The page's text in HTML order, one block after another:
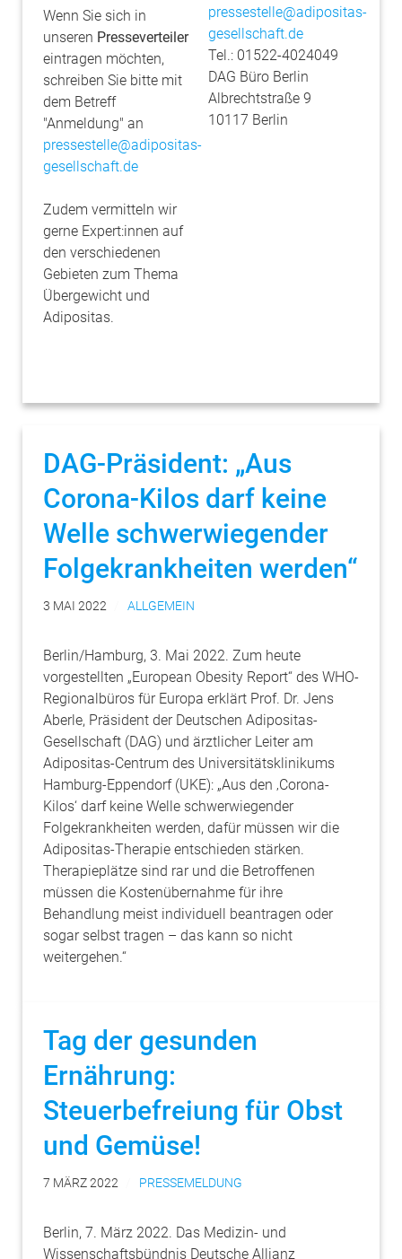
Wenn Sie sich in
unseren Presseverteiler
eintragen möchten,
schreiben Sie bitte mit
dem Betreff
"Anmeldung" an
pressestelle@adipositas-
gesellschaft.de
Zudem vermitteln wir
gerne Expert:innen auf
den verschiedenen
Gebieten zum Thema
Übergewicht und
Adipositas.
pressestelle@adipositas-
gesellschaft.de
Tel.: 01522-4024049
DAG Büro Berlin
Albrechtstraße 9
10117 Berlin
DAG-Präsident: „Aus
Corona-Kilos darf keine
Welle schwerwiegender
Folgekrankheiten werden“
3 MAI 2022 ALLGEMEIN
Berlin/Hamburg, 3. Mai 2022. Zum heute
vorgestellten „European Obesity Report“ des WHO-
Regionalbüros für Europa erklärt Prof. Dr. Jens
Aberle, Präsident der Deutschen Adipositas-
Gesellschaft (DAG) und ärztlicher Leiter am
Adipositas-Centrum des Universitätsklinikums
Hamburg-Eppendorf (UKE): „Aus den ‚Corona-
Kilos‘ darf keine Welle schwerwiegender
Folgekrankheiten werden, dafür müssen wir die
Adipositas-Therapie entschieden stärken.
Therapieplätze sind rar und die Betroffenen
müssen die Kostenübernahme für ihre
Behandlung meist individuell beantragen oder
sogar selbst tragen – das kann so nicht
weitergehen.“
Tag der gesunden
Ernährung:
Steuerbefreiung für Obst
und Gemüse!
7 MÄRZ 2022 PRESSEMELDUNG
Berlin, 7. März 2022. Das Medizin- und
Wissenschaftsbündnis Deutsche Allianz